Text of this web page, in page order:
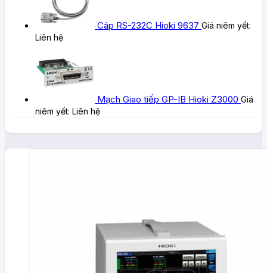
Cáp RS-232C Hioki 9637 Giá niêm yết:
Liên hệ
Mạch Giao tiếp GP-IB Hioki Z3000 Giá
niêm yết: Liên hệ